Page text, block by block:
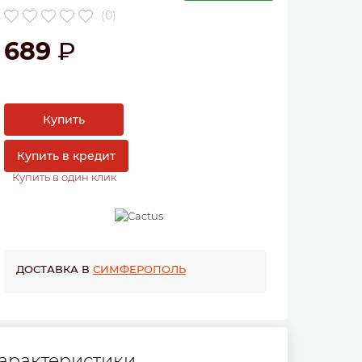
(0)
689
Купить
Купить в кредит
Купить в один клик
ДОСТАВКА В СИМФЕРОПОЛЬ